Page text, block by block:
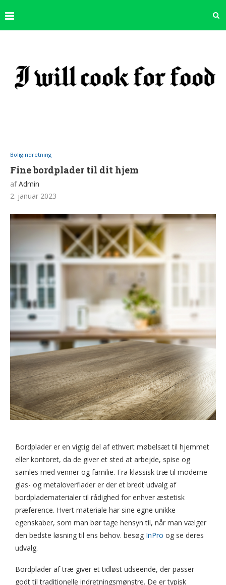
Boligindretning
Fine bordplader til dit hjem
afAdmin
2. januar 2023
Bordplader er en vigtig del af ethvert møbelsæt til hjemmet
eller kontoret, da de giver et sted at arbejde, spise og
samles med venner og familie. Fra klassisk træ til moderne
glas- og metaloverflader er der et bredt udvalg af
bordpladematerialer til rådighed for enhver æstetisk
præference. Hvert materiale har sine egne unikke
egenskaber, som man bør tage hensyn til, når man vælger
den bedste løsning til ens behov. besøg InPro og se deres
udvalg.
Bordplader af træ giver et tidløst udseende, der passer
godt til traditionelle indretningsmønstre. De er typisk